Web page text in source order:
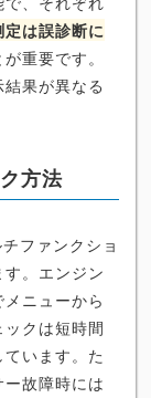
定は誤診断に
重要です。
果が異なる
方法
ファンクショ
。エンジン
ニューから
ックは短時間
います。た
故障時には